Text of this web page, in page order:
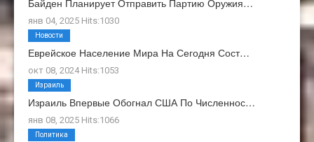
янв 04, 2025 Hits:1030
Еврейское Население Мира На Сегодня Сост…
окт 08, 2024 Hits:1053
Новости
Израиль Впервые Обогнал США По Численнос…
янв 08, 2025 Hits:1066
Израиль
Политика